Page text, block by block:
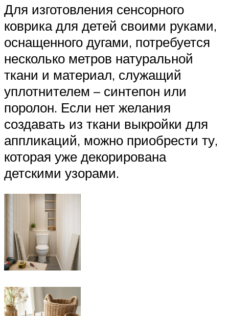
Для изготовления сенсорного
коврика для детей своими руками,
оснащенного дугами, потребуется
несколько метров натуральной
ткани и материал, служащий
уплотнителем – синтепон или
поролон. Если нет желания
создавать из ткани выкройки для
аппликаций, можно приобрести ту,
которая уже декорирована
детскими узорами.